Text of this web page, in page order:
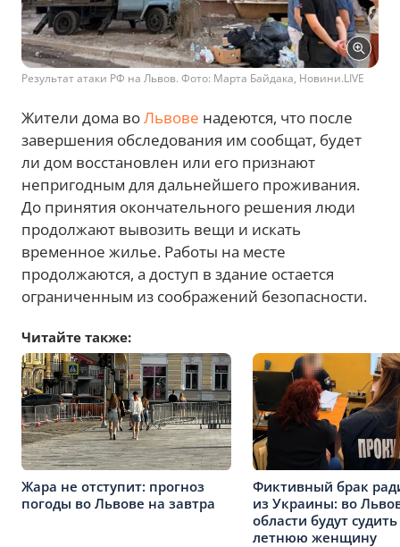
Результат атаки РФ на Львов. Фото: Марта Байдака, Новини.LIVE
Жители дома воЛьвове надеются, что после
завершения обследования им сообщат, будет
ли дом восстановлен или его признают
непригодным для дальнейшего проживания.
До принятия окончательного решения люди
продолжают вывозить вещи и искать
временное жилье. Работы на месте
продолжаются, а доступ в здание остается
ограниченным из соображений безопасности.
Читайте также:
Жара не отступит: прогноз
погоды во Львове на завтра
Фиктивный брак
из Украины: во
области будут
летнюю женщину